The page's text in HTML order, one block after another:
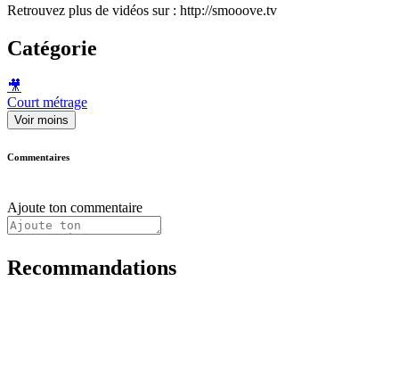
Retrouvez plus de vidéos sur : http://smooove.tv
Catégorie
🎥
Court métrage
Voir moins
Commentaires
Ajoute ton commentaire
Recommandations